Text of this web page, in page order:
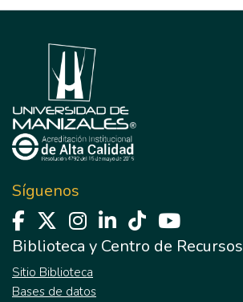
Síguenos
Biblioteca y Centro de Recursos
Sitio Biblioteca
Bases de datos